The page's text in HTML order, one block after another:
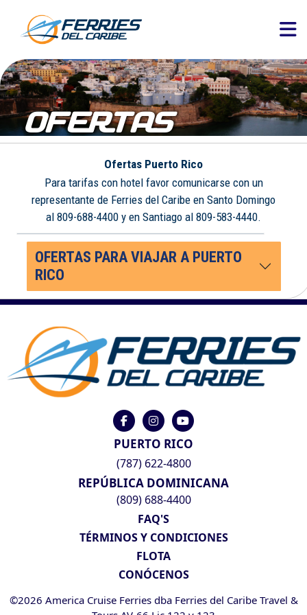
OFERTAS
Ofertas Puerto Rico
Para tarifas con hotel favor comunicarse con un
representante de Ferries del Caribe en Santo Domingo
al 809-688-4400 y en Santiago al 809-583-4440.
OFERTAS PARA VIAJAR A PUERTO
RICO
PUERTO RICO
(787) 622-4800
REPÚBLICA DOMINICANA
(809) 688-4400
FAQ'S
TÉRMINOS Y CONDICIONES
FLOTA
CONÓCENOS
©2026 America Cruise Ferries dba Ferries del Caribe Travel &